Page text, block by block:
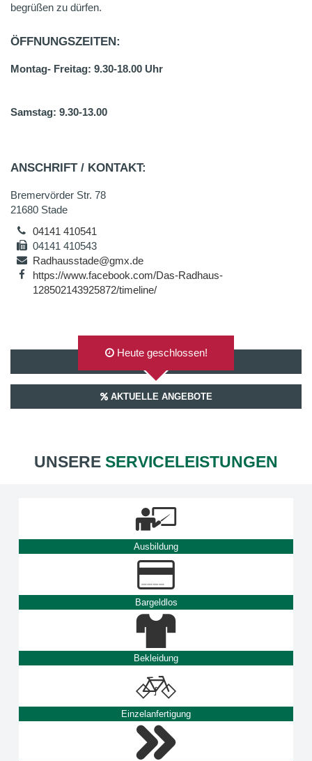
begrüßen zu dürfen.
ÖFFNUNGSZEITEN:
Montag- Freitag: 9.30-18.00 Uhr
Samstag: 9.30-13.00
ANSCHRIFT / KONTAKT:
Bremervörder Str. 78
21680 Stade
04141 410541
04141 410543
Radhausstade@gmx.de
https://www.facebook.com/Das-Radhaus-
128502143925872/timeline/
AUF GOOGLEMAPS ANZEIGEN
Heute geschlossen!
AKTUELLE ANGEBOTE
UNSERE SERVICELEISTUNGEN
Ausbildung
Bargeldlos
Bekleidung
Einzelanfertigung